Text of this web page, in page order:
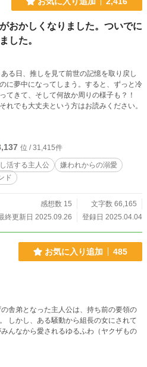
おかしくなりました。ついでに
した。
る日、推しを見て前世の記憶を取り戻し
に夢中になってしまう。すると、ずっと冷
てきて、そして何故か周りの様子も？！
れでも大丈夫という方はお読みください。
位 / 31,415件
活する主人公
嫌われからの溺愛
ド
感想数 15
文字数 66,165
終更新日 2025.09.26
登録日 2025.04.04
お気に入り追加 485
しかし、ある騒動から組長の女にされて
んなから愛されるゆるふわ（ヤクザもの